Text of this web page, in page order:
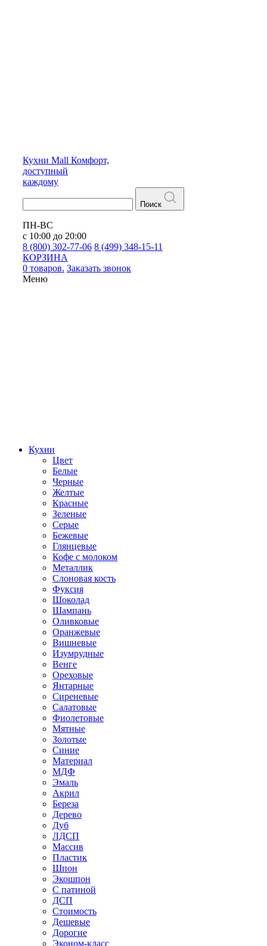
Кухни Mall Комфорт,
доступный
каждому
Поиск
ПН-ВС
с 10:00 до 20:00
8 (800) 302-77-06 8 (499) 348-15-11
КОРЗИНА
0 товаров. Заказать звонок
Меню
Кухни
Цвет
Белые
Черные
Желтые
Красные
Зеленые
Серые
Бежевые
Глянцевые
Кофе с молоком
Металлик
Слоновая кость
Фуксия
Шоколад
Шампань
Оливковые
Оранжевые
Вишневые
Изумрудные
Венге
Ореховые
Янтарные
Сиреневые
Салатовые
Фиолетовые
Мятные
Золотые
Синие
Материал
МДФ
Эмаль
Акрил
Береза
Дерево
Дуб
ЛДСП
Массив
Пластик
Шпон
Экошпон
С патиной
ДСП
Стоимость
Дешевые
Дорогие
Эконом-класс